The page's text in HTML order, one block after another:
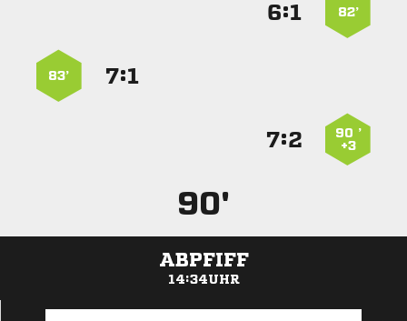
82’
:
:
83’
90 ’
+3
:
90'
ABPFIFF
14:34UHR
ANZEIGE